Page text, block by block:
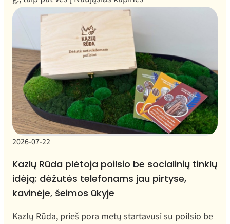
2026-07-22
Kazlų Rūda plėtoja poilsio be socialinių tinklų
idėją: dėžutės telefonams jau pirtyse,
kavinėje, šeimos ūkyje
Kazlų Rūda, prieš pora metų startavusi su poilsio be